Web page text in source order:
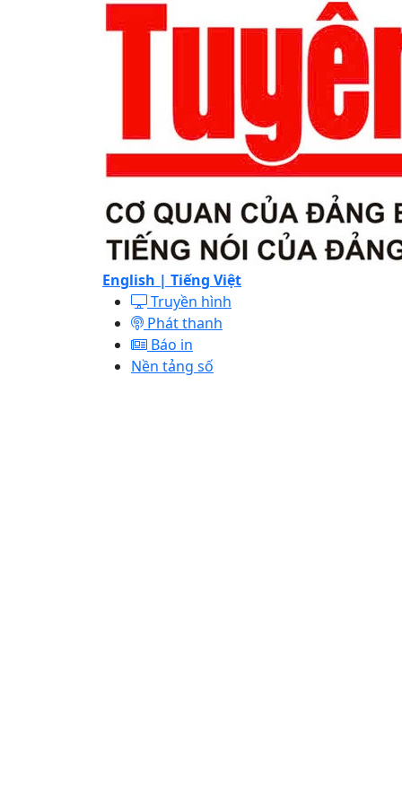
English | Tiếng Việt
Truyền hình
Phát thanh
Báo in
Nền tảng số